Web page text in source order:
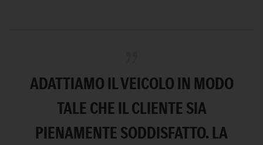
ADATTIAMO IL VEICOLO IN MODO
TALE CHE IL CLIENTE SIA
PIENAMENTE SODDISFATTO. LA